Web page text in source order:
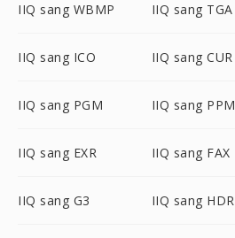
IIQ sang WBMP IIQ sang TGA
IIQ sang ICO IIQ sang CUR
IIQ sang PGM IIQ sang PPM
IIQ sang EXR IIQ sang FAX
IIQ sang G3 IIQ sang HDR